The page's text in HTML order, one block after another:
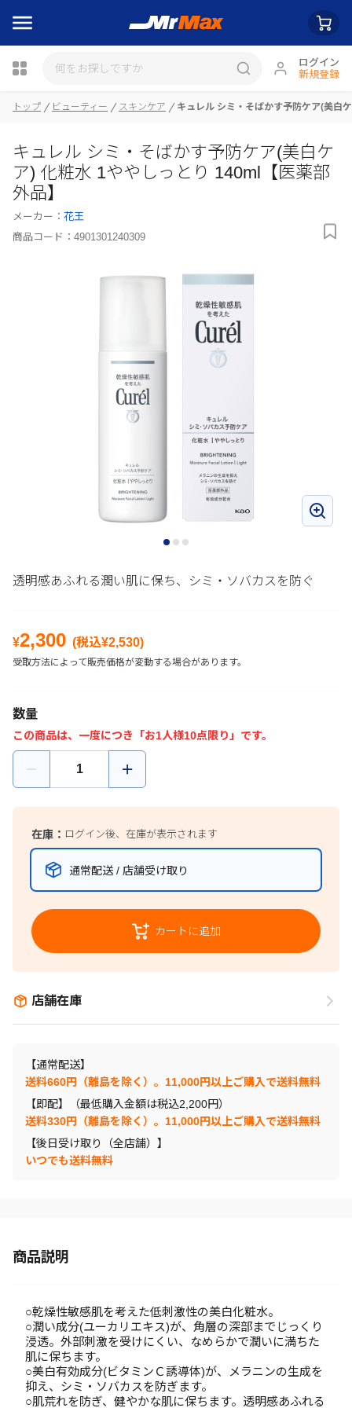
ログイン
新規登録
瓶詰
トップ ビューティー スキンケア キュレル シミ・そばかす予防ケア(美白
キュレル シミ・そばかす予防ケア(美白ケ
ア) 化粧水 1ややしっとり 140ml【医薬部
外品】
メーカー： 花王
商品コード： 4901301240309
透明感あふれる潤い肌に保ち、シミ・ソバカスを防ぐ
¥2,300 (税込¥2,530)
受取方法によって販売価格が変動する場合があります。
数量
この商品は、一度につき「お1人様10点限り」です。
在庫： ログイン後、在庫が表示されます
通常配送 / 店舗受け取り
カートに追加
店舗在庫
【通常配送】
送料660円（離島を除く）。11,000円以上ご購入で送料無料
【即配】（最低購入金額は税込2,200円）
送料330円（離島を除く）。11,000円以上ご購入で送料無料
【後日受け取り（全店舗）】
いつでも送料無料
商品説明
○乾燥性敏感肌を考えた低刺激性の美白化粧水。
○潤い成分(ユーカリエキス)が、角層の深部までじっくり
浸透。外部刺激を受けにくい、なめらかで潤いに満ちた
肌に保ちます。
○美白有効成分(ビタミンＣ誘導体)が、メラニンの生成を
抑え、シミ・ソバカスを防ぎます。
○肌荒れを防ぎ、健やかな肌に保ちます。透明感あふれる